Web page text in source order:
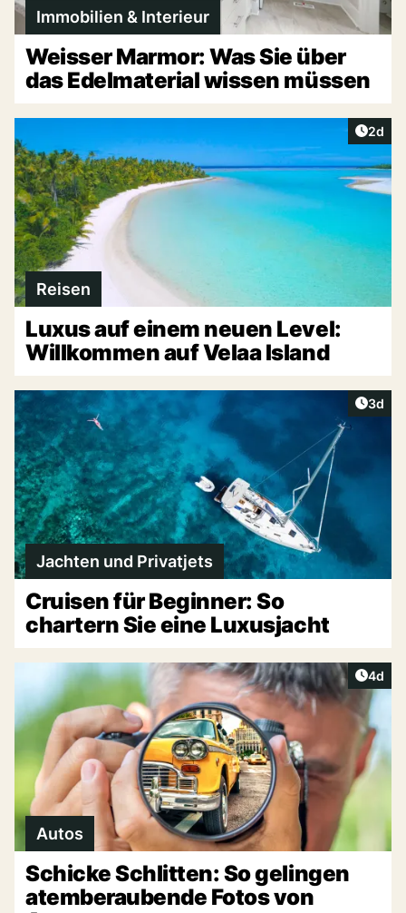
Immobilien & Interieur
Weisser Marmor: Was Sie über
das Edelmaterial wissen müssen
2d
Reisen
Luxus auf einem neuen Level:
Willkommen auf Velaa Island
3d
Jachten und Privatjets
Cruisen für Beginner: So
chartern Sie eine Luxusjacht
4d
Autos
Schicke Schlitten: So gelingen
atemberaubende Fotos von